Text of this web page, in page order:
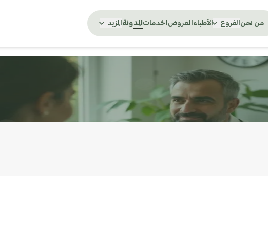
من نحن الفروع الأطباء العروض الخدمات المدونة المزيد